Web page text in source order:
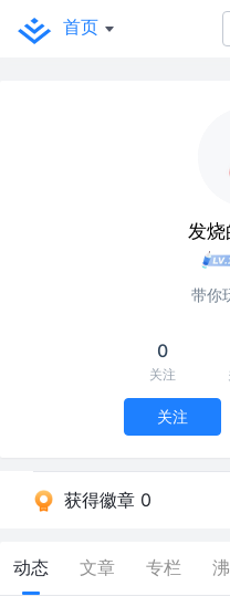
首页
发
带你
0
关注
关注
获得徽章 0
动态 文章 专栏